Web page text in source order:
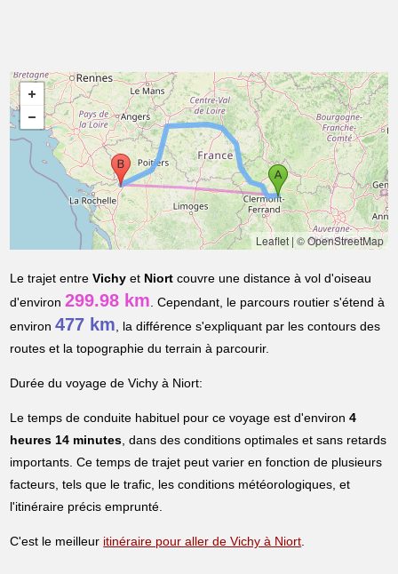
Leaflet| © OpenStreetMap
Le trajet entreVichy et Niort couvre une distance à vol d'oiseau
d'environ299.98 km. Cependant, le parcours routier s'étend à
environ477 km, la différence s'expliquant par les contours des
routes et la topographie du terrain à parcourir.
Durée du voyage de Vichy à Niort:
Le temps de conduite habituel pour ce voyage est d'environ4
heures 14 minutes, dans des conditions optimales et sans retards
importants. Ce temps de trajet peut varier en fonction de plusieurs
facteurs, tels que le trafic, les conditions météorologiques, et
l'itinéraire précis emprunté.
C'est le meilleur itinéraire pour aller de Vichy à Niort.